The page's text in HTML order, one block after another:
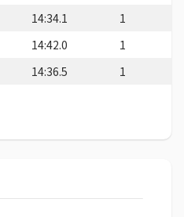
14:34.1
1
14:42.0
1
14:36.5 1